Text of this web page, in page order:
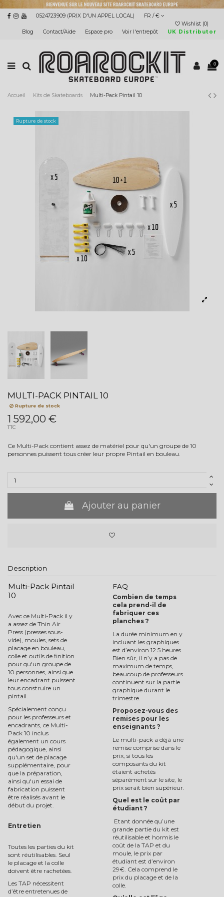
0524723909 (PRIX D'UN APPEL LOCAL)
FR / €
Wishlist (0)
Blog
Contact/Aide Espace pro Voir l'entrepôt UK Distributor
0
Accueil Kits de Skateboards Multi-Pack Pintail 10
Rupture de stock
MULTI-PACK PINTAIL 10
Rupture de stock
1 592,00 €
TTC
Ce Multi-Pack contient assez de matériel pour qu'un groupe de 10
personnes puissent tous créer leur propre Pintail en bouleau.
Ajouter au panier
Description
Multi-Pack Pintail
10
Avec ce Multi-Pack il y
a assez de Thin Air
Press (presses sous-
vide), moules, sets de
placage en bouleau,
colle et outils de finition
pour qu'un groupe de
10 personnes, ainsi que
leur encadrant puissent
tous construire un
pintail.
Spécialement conçu
pour les professeurs et
encadrants, ce Multi-
Pack 10 inclus
également un cours
pédagogique, ainsi
qu'un set de placage
supplémentaire, pour
que la préparation,
ainsi qu'un essai de
fabrication puissent
être réalisés avant le
début du projet.
Entretien
Toutes les parties du kit
sont réutilisables. Seul
le placage et la colle
doivent être rachetées.
Les TAP nécessitent
d’être entretenues de
FAQ
Combien de temps
cela prend-il de
fabriquer ces
planches ?
La durée minimum en y
incluant les graphiques
est d’environ 12.5 heures.
Bien sûr, il n’y a pas de
maximum de temps,
beaucoup de professeurs
continuent sur la partie
graphique durant le
trimestre.
Proposez-vous des
remises pour les
enseignants ?
Le multi-pack a déjà une
remise comprise dans le
prix, si tous les
composants du kit
étaient achetés
séparément sur le site, le
prix serait bien supérieur.
Quel est le coût par
étudiant ?
Etant donnée qu’une
grande partie du kit est
réutilisable et hormis le
coût de la TAP et du
moule, le prix par
étudiant est d’environ
29€. Cela comprend le
prix du placage et de la
colle.